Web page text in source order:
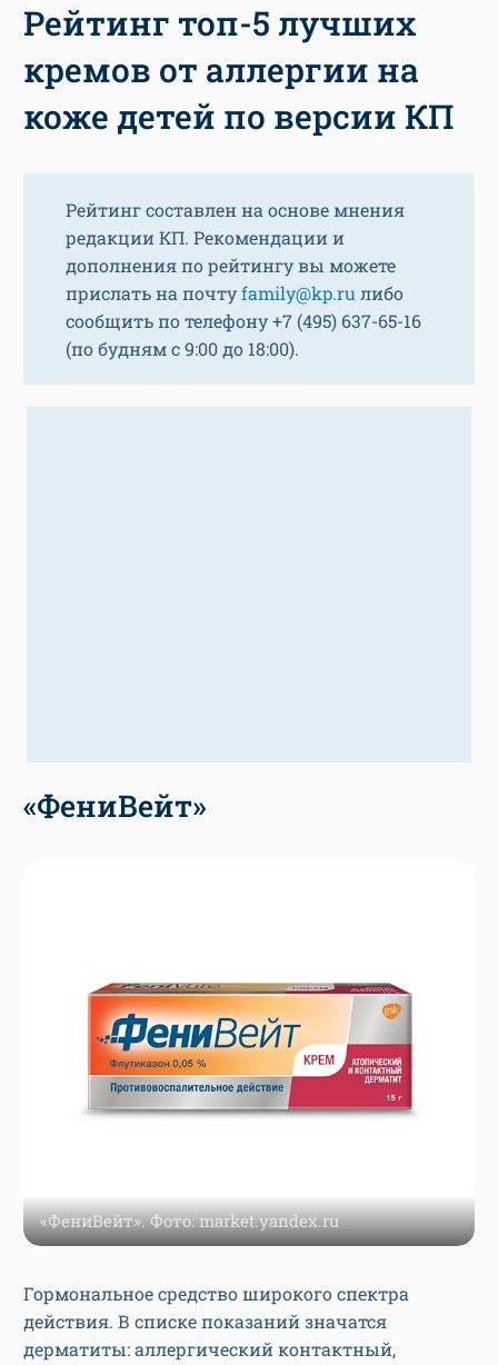
Рейтинг топ-5 лучших
кремов от аллергии на
коже детей по версии КП
Рейтинг составлен на основе мнения
редакции КП. Рекомендации и
дополнения по рейтингу вы можете
прислать на почтуfamily@kp.ruлибо
сообщить по телефону +7 (495) 637-65-16
(по будням с 9:00 до 18:00).
«ФениВейт»
«ФениВейт». Фото: market.yandex.ru
Гормональное средство широкого спектра
действия. В списке показаний значатся
дерматиты: аллергический контактный,